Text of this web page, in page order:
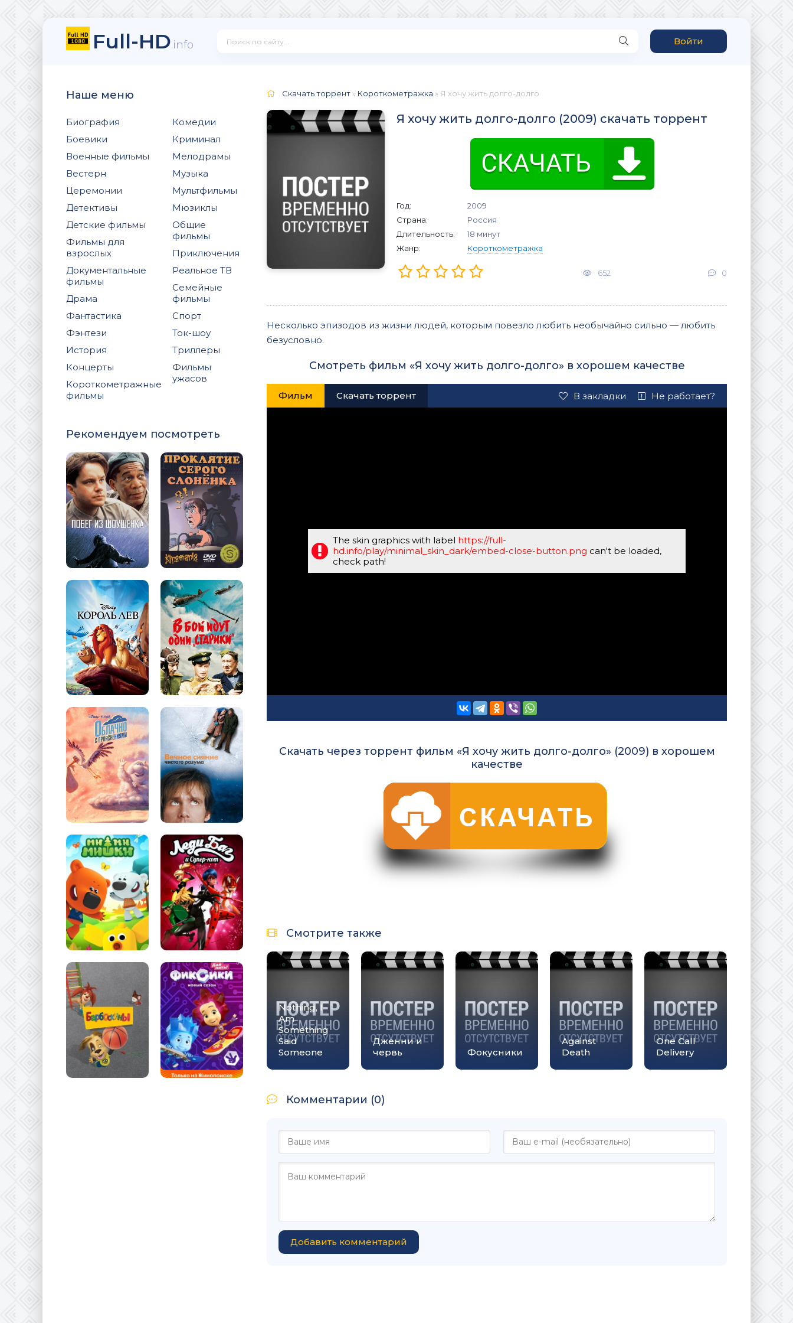
Full-HD.info Войти
Наше меню
Биография
Боевики
Военные фильмы
Вестерн
Церемонии
Детективы
Детские фильмы
Фильмы для
взрослых
Документальные
фильмы
Драма
Фантастика
Фэнтези
История
Концерты
Короткометражные
фильмы
Комедии
Криминал
Мелодрамы
Музыка
Мультфильмы
Мюзиклы
Общие
фильмы
Приключения
Реальное ТВ
Семейные
фильмы
Спорт
Ток-шоу
Триллеры
Фильмы
ужасов
Рекомендуем посмотреть
Скачать торрент » Короткометражка » Я хочу жить долго-долго
Я хочу жить долго-долго (2009) скачать торрент
Год:
2009
Страна:
Россия
Длительность:
18 минут
Жанр:
Короткометражка
652 0
Несколько эпизодов из жизни людей, которым повезло любить необычайно сильно — любить
безусловно.
Смотреть фильм «Я хочу жить долго-долго» в хорошем качестве
Фильм Скачать торрент В закладки Не работает?
The skin graphics with label https://full-
hd.info/play/minimal_skin_dark/embed-close-button.png can't be loaded,
check path!
Скачать через торрент фильм «Я хочу жить долго-долго» (2009) в хорошем
качестве
Смотрите также
Nothing, I
Am
Something
Said
Someone
Дженни и
червь
Фокусники
Against
Death
One Call
Delivery
Комментарии (0)
Добавить комментарий